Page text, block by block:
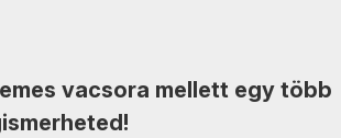
vacsora mellett egy több